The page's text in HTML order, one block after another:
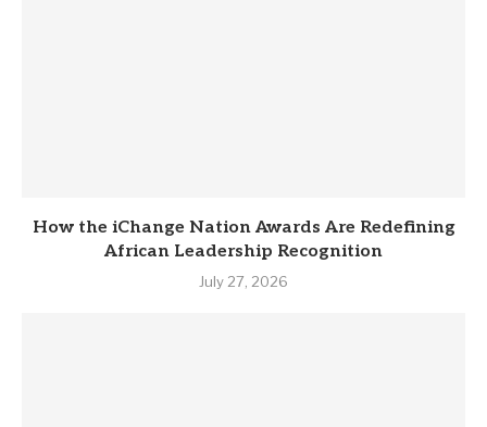
How the iChange Nation Awards Are Redefining
African Leadership Recognition
July 27, 2026